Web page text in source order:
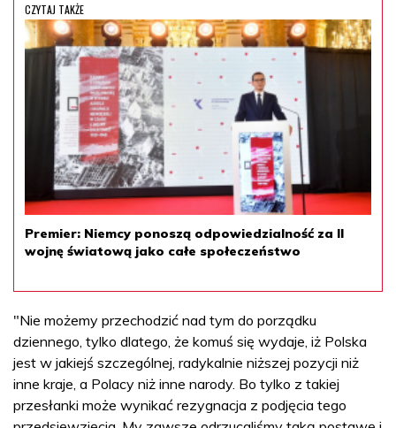
CZYTAJ TAKŻE
Premier: Niemcy ponoszą odpowiedzialność za II
wojnę światową jako całe społeczeństwo
"Nie możemy przechodzić nad tym do porządku
dziennego, tylko dlatego, że komuś się wydaje, iż Polska
jest w jakiejś szczególnej, radykalnie niższej pozycji niż
inne kraje, a Polacy niż inne narody. Bo tylko z takiej
przesłanki może wynikać rezygnacja z podjęcia tego